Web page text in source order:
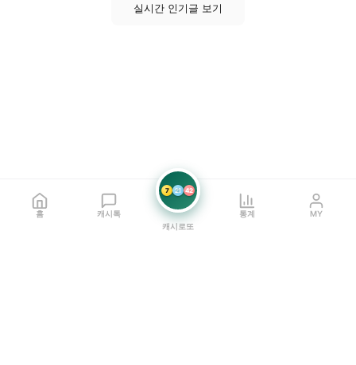
실시간 인기글 보기
홈 캐시톡
7 21 42
캐시로또
통계 MY